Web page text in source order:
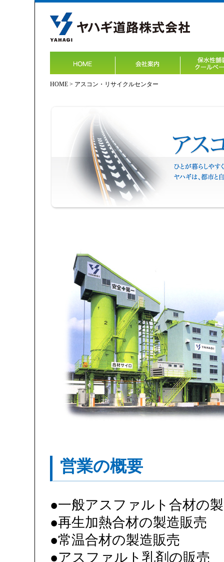
HOME > アスコン・リサイクルセンター
営業の概要
●一般アスファルト合材の
●再生加熱合材の製造販売
●常温合材の製造販売
●アスファルト乳剤の販売